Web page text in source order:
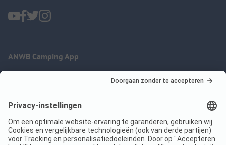
ANWB Camping App
Imprint Voorwaarden